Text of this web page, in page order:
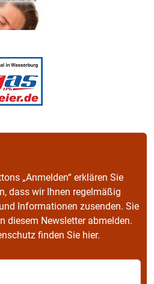
„Anmelden“ erklären Sie
dass wir Ihnen regelmäßig
Informationen zusenden. Sie
diesem Newsletter abmelden.
finden Sie hier.